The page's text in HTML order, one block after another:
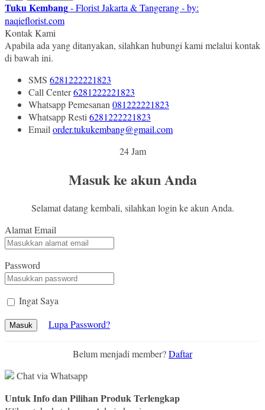
Tuku Kembang- Florist Jakarta & Tangerang - by:
naqieflorist.com
Kontak Kami
Apabila ada yang ditanyakan, silahkan hubungi kami melalui kontak
di bawah ini.
SMS 6281222221823
Call Center6281222221823
WhatsappPemesanan081222221823
WhatsappResti6281222221823
Emailorder.tukukembang@gmail.com
24 Jam
Masuk ke akun Anda
Selamat datang kembali, silahkan login ke akun Anda.
Alamat Email
Password
Ingat Saya
Masuk Lupa Password?
Belum menjadi member?Daftar
Chat via Whatsapp
Untuk Info dan Pilihan Produk Terlengkap